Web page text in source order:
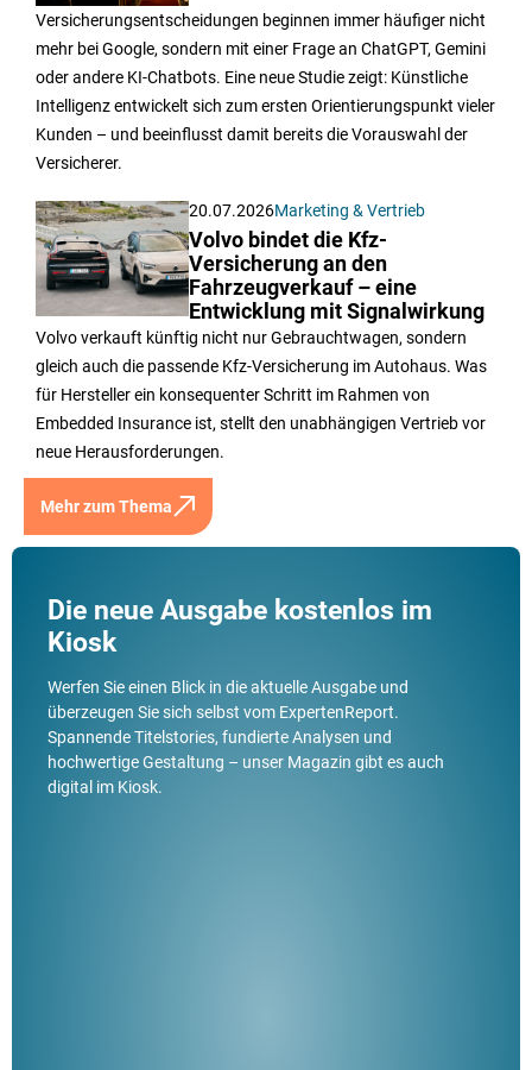
Versicherungsentscheidungen beginnen immer häufiger nicht
mehr bei Google, sondern mit einer Frage an ChatGPT, Gemini
oder andere KI-Chatbots. Eine neue Studie zeigt: Künstliche
Intelligenz entwickelt sich zum ersten Orientierungspunkt vieler
Kunden – und beeinflusst damit bereits die Vorauswahl der
Versicherer.
20.07.2026Marketing & Vertrieb
Volvo bindet die Kfz-
Versicherung an den
Fahrzeugverkauf – eine
Entwicklung mit Signalwirkung
Volvo verkauft künftig nicht nur Gebrauchtwagen, sondern
gleich auch die passende Kfz-Versicherung im Autohaus. Was
für Hersteller ein konsequenter Schritt im Rahmen von
Embedded Insurance ist, stellt den unabhängigen Vertrieb vor
neue Herausforderungen.
Mehr zum Thema
Die neue Ausgabe kostenlos im
Kiosk
Werfen Sie einen Blick in die aktuelle Ausgabe und
überzeugen Sie sich selbst vom ExpertenReport.
Spannende Titelstories, fundierte Analysen und
hochwertige Gestaltung – unser Magazin gibt es auch
digital im Kiosk.